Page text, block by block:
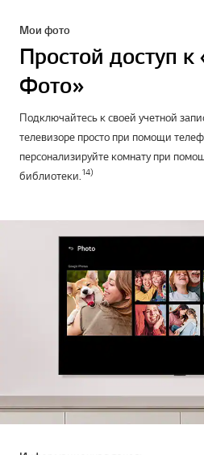
Мои фото
Простой доступ
Фото»
Подключайтесь к своей учетной
телевизоре просто при помощи
персонализируйте комнату при